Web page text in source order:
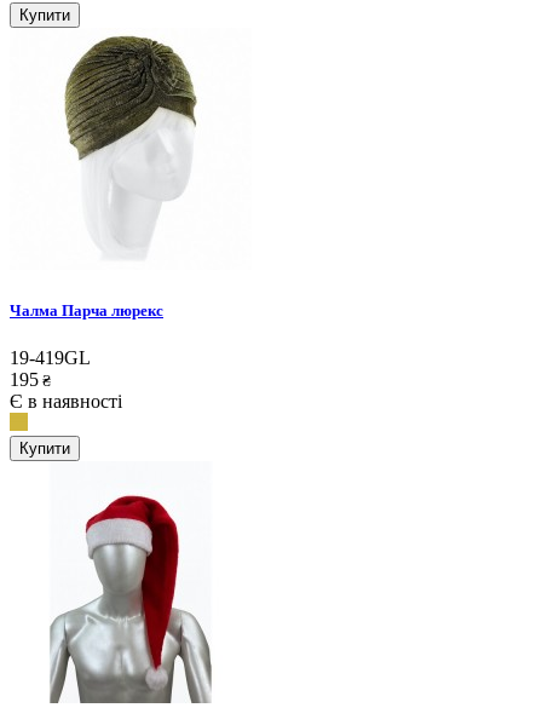
Купити
Чалма Парча люрекс
19-419GL
195 ₴
Є в наявності
Купити